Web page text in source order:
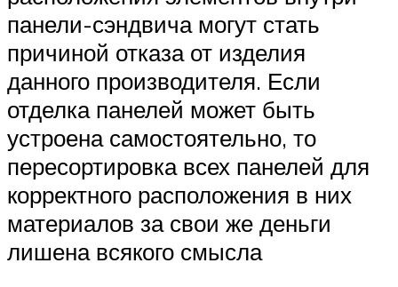
панели-сэндвича могут стать
причиной отказа от изделия
данного производителя. Если
отделка панелей может быть
устроена самостоятельно, то
пересортировка всех панелей для
корректного расположения в них
материалов за свои же деньги
лишена всякого смысла